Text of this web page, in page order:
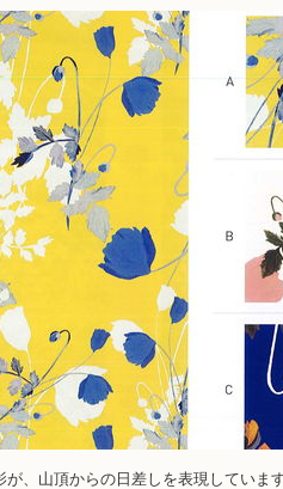
、山頂からの日差しを表現していま